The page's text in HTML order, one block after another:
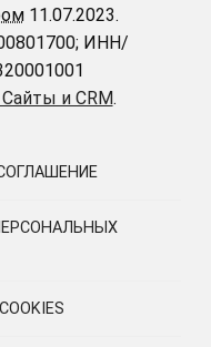
11.07.2023.
ИНН/
и CRM.